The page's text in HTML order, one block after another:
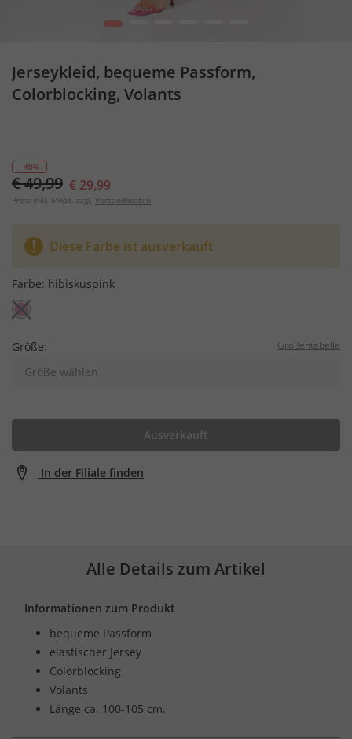
1
Jerseykleid, bequeme Passform,
Colorblocking, Volants
- 40%
€ 49,99 € 29,99
Preis inkl. MwSt. zzgl. Versandkosten
Diese Farbe ist ausverkauft
Farbe: hibiskuspink
Größe: Größentabelle
Größe wählen
Ausverkauft
In der Filiale finden
Alle Details zum Artikel
Informationen zum Produkt
bequeme Passform
elastischer Jersey
Colorblocking
Volants
Länge ca. 100-105 cm.